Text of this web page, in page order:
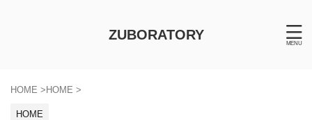
ZUBORATORY
HOME > HOME >
HOME